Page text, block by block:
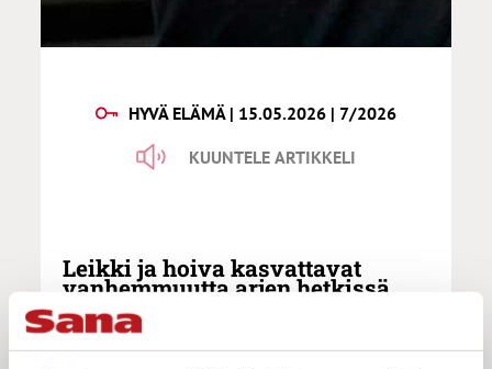
HYVÄ ELÄMÄ | 15.05.2026 | 7/2026
KUUNTELE ARTIKKELI
Leikki ja hoiva kasvattavat
vanhemmuutta arjen hetkissä